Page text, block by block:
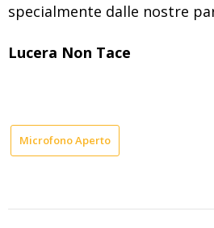
specialmente dalle nostre
Lucera Non Tace
Microfono Aperto